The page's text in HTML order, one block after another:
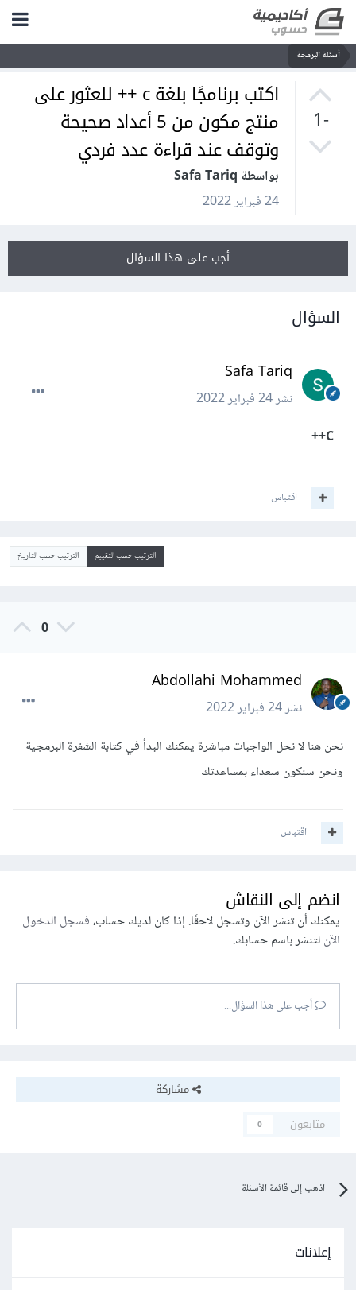
أسئلة البرمجة
-1
اكتب برنامجًا بلغة c ++ للعثور على
منتج مكون من 5 أعداد صحيحة
وتوقف عند قراءة عدد فردي
بواسطة Safa Tariq
24 فبراير 2022
أجب على هذا السؤال
السؤال
Safa Tariq
نشر24 فبراير 2022
C++
اقتباس
الترتيب حسب التقييم الترتيب حسب التاريخ
0
Abdollahi Mohammed
نشر24 فبراير 2022
نحن هنا لا نحل الواجبات مباشرة يمكنك البدأ في كتابة الشفرة البرمجية
ونحن سنكون سعداء بمساعدتك
اقتباس
انضم إلى النقاش
يمكنك أن تنشر الآن وتسجل لاحقًا. إذا كان لديك حساب،فسجل الدخول
الآنلتنشر باسم حسابك.
أجب على هذا السؤال...
مشاركة
متابعون
0
اذهب إلى قائمة الأسئلة
إعلانات